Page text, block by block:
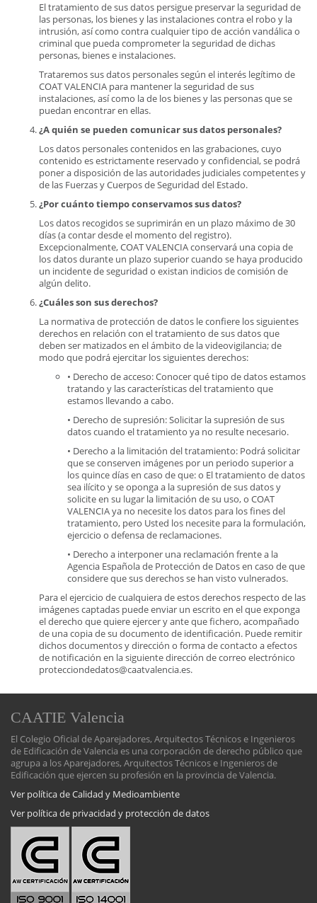
El tratamiento de sus datos persigue preservar la seguridad de
las personas, los bienes y las instalaciones contra el robo y la
intrusión, así como contra cualquier tipo de acción vandálica o
criminal que pueda comprometer la seguridad de dichas
personas, bienes e instalaciones.
Trataremos sus datos personales según el interés legítimo de
COAT VALENCIA para mantener la seguridad de sus
instalaciones, así como la de los bienes y las personas que se
puedan encontrar en ellas.
¿A quién se pueden comunicar sus datos personales?
Los datos personales contenidos en las grabaciones, cuyo
contenido es estrictamente reservado y confidencial, se podrá
poner a disposición de las autoridades judiciales competentes y
de las Fuerzas y Cuerpos de Seguridad del Estado.
¿Por cuánto tiempo conservamos sus datos?
Los datos recogidos se suprimirán en un plazo máximo de 30
días (a contar desde el momento del registro).
Excepcionalmente, COAT VALENCIA conservará una copia de
los datos durante un plazo superior cuando se haya producido
un incidente de seguridad o existan indicios de comisión de
algún delito.
¿Cuáles son sus derechos?
La normativa de protección de datos le confiere los siguientes
derechos en relación con el tratamiento de sus datos que
deben ser matizados en el ámbito de la videovigilancia; de
modo que podrá ejercitar los siguientes derechos:
• Derecho de acceso: Conocer qué tipo de datos estamos
tratando y las características del tratamiento que
estamos llevando a cabo.
• Derecho de supresión: Solicitar la supresión de sus
datos cuando el tratamiento ya no resulte necesario.
• Derecho a la limitación del tratamiento: Podrá solicitar
que se conserven imágenes por un periodo superior a
los quince días en caso de que: o El tratamiento de datos
sea ilícito y se oponga a la supresión de sus datos y
solicite en su lugar la limitación de su uso, o COAT
VALENCIA ya no necesite los datos para los fines del
tratamiento, pero Usted los necesite para la formulación,
ejercicio o defensa de reclamaciones.
• Derecho a interponer una reclamación frente a la
Agencia Española de Protección de Datos en caso de que
considere que sus derechos se han visto vulnerados.
Para el ejercicio de cualquiera de estos derechos respecto de las
imágenes captadas puede enviar un escrito en el que exponga
el derecho que quiere ejercer y ante que fichero, acompañado
de una copia de su documento de identificación. Puede remitir
dichos documentos y dirección o forma de contacto a efectos
de notificación en la siguiente dirección de correo electrónico
protecciondedatos@caatvalencia.es.
CAATIE Valencia
El Colegio Oficial de Aparejadores, Arquitectos Técnicos e Ingenieros
de Edificación de Valencia es una corporación de derecho público que
agrupa a los Aparejadores, Arquitectos Técnicos e Ingenieros de
Edificación que ejercen su profesión en la provincia de Valencia.
Ver política de Calidad y Medioambiente
Ver política de privacidad y protección de datos